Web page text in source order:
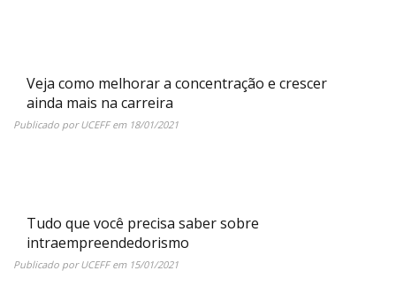
Veja como melhorar a concentração e crescer
ainda mais na carreira
Publicado porUCEFFem 18/01/2021
Tudo que você precisa saber sobre
intraempreendedorismo
Publicado porUCEFFem 15/01/2021